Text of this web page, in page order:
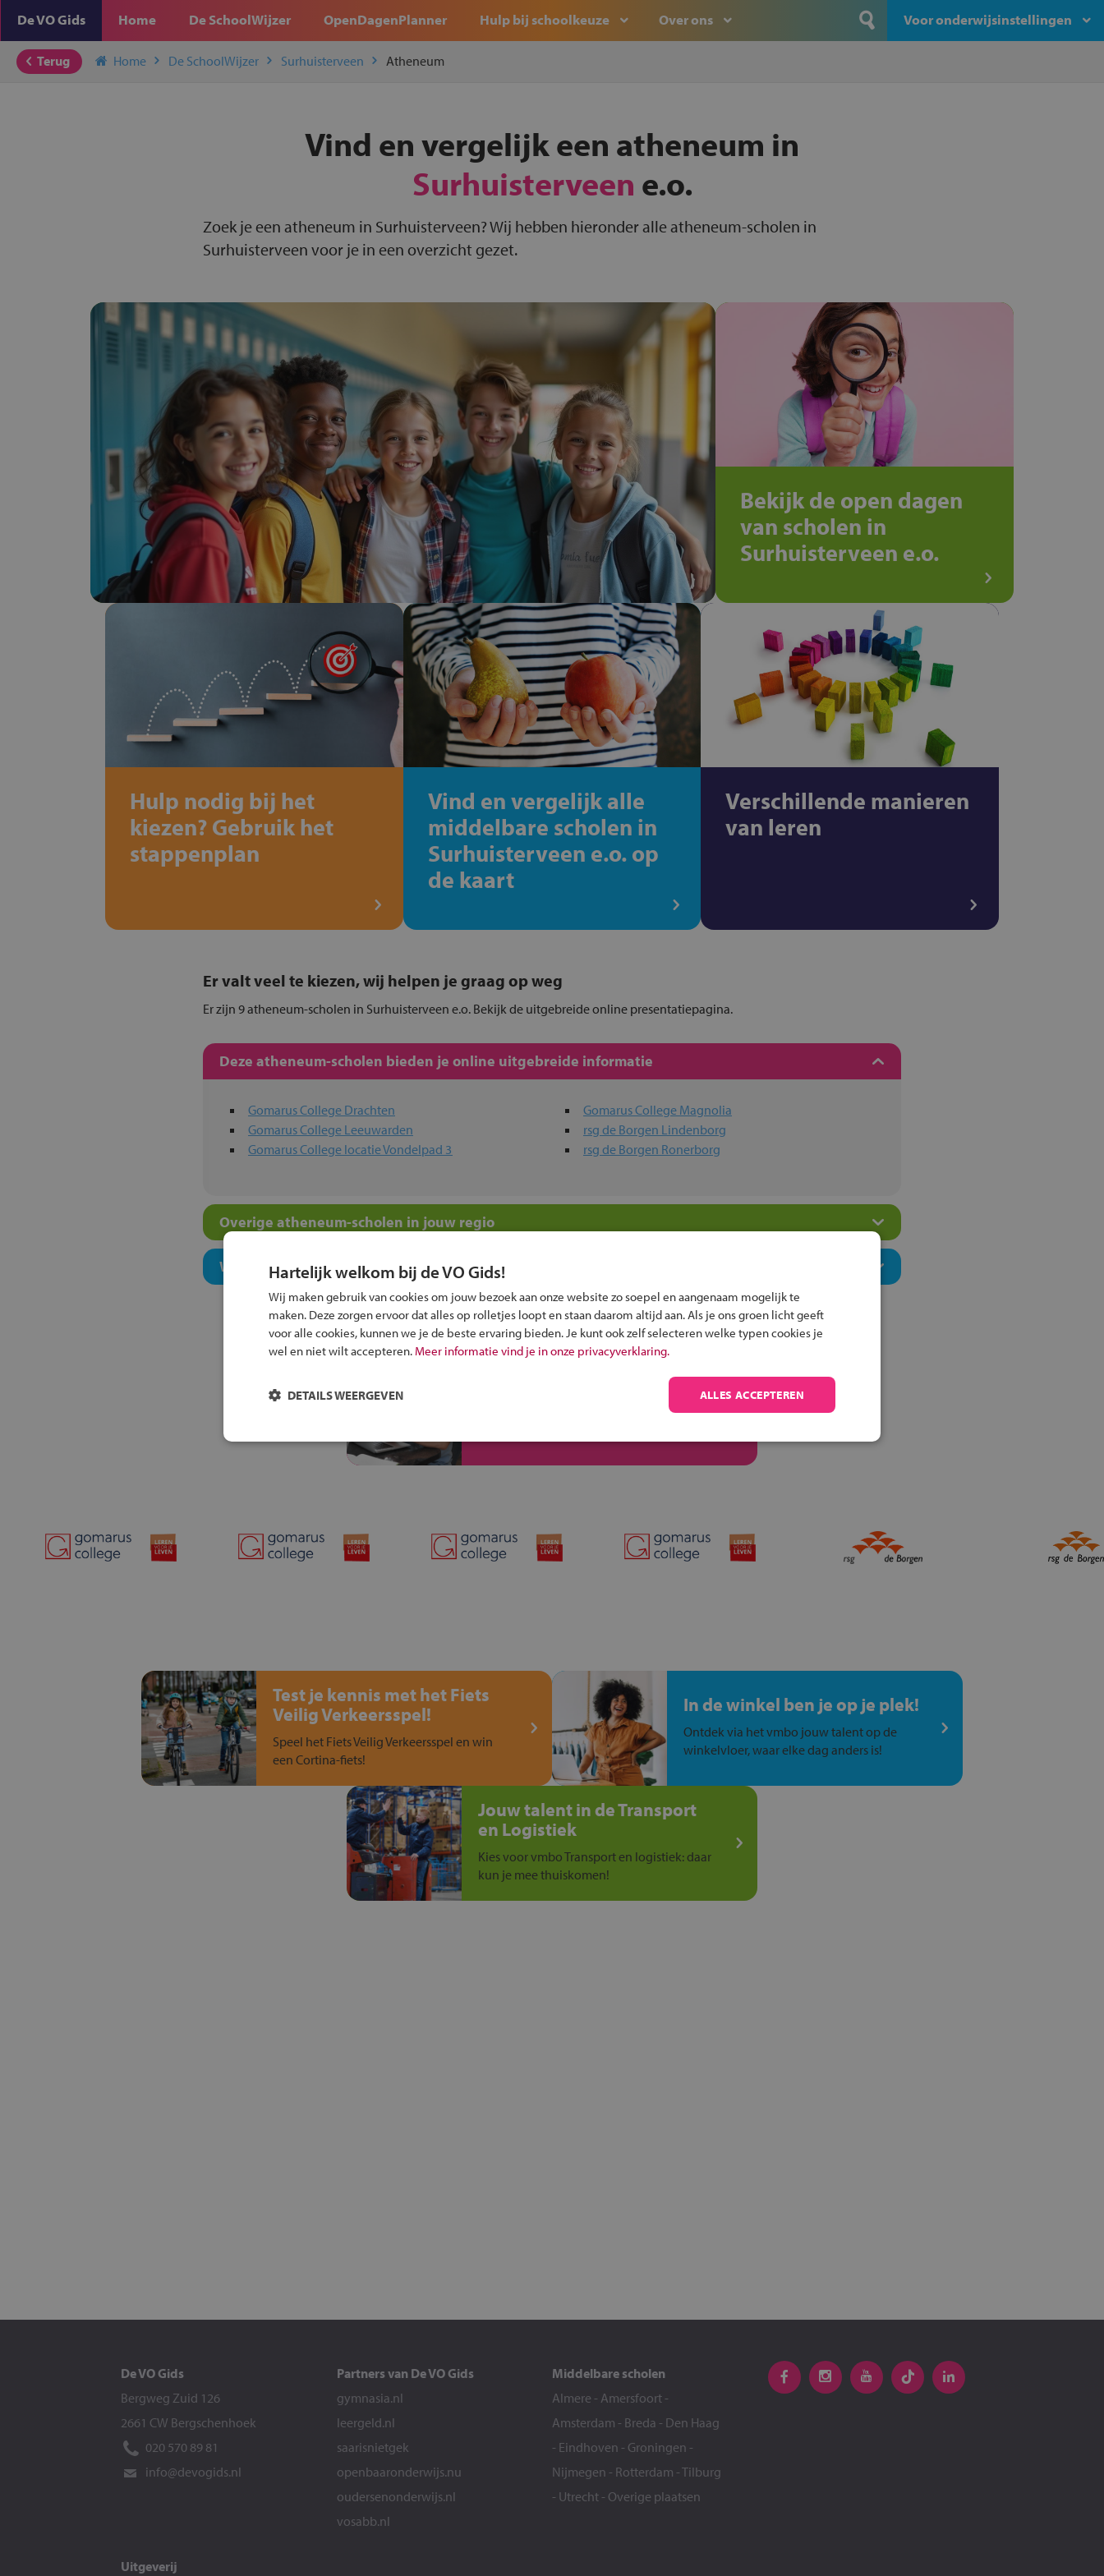
De VO Gids Home De SchoolWijzer OpenDagenPlanner Hulp bij schoolkeuze Over ons Voor onderwijsinstellingen
Terug Home De SchoolWijzer Surhuisterveen Atheneum
Vind en vergelijk een atheneum in
Surhuisterveen e.o.
Zoek je een atheneum in Surhuisterveen? Wij hebben hieronder alle atheneum-scholen in
Surhuisterveen voor je in een overzicht gezet.
Bekijk de open dagen
van scholen in
Surhuisterveen e.o.
Hulp nodig bij het
kiezen? Gebruik het
stappenplan
Vind en vergelijk alle
middelbare scholen in
Surhuisterveen e.o. op
de kaart
Verschillende manieren
van leren
Er valt veel te kiezen, wij helpen je graag op weg
Er zijn 9 atheneum-scholen in Surhuisterveen e.o. Bekijk de uitgebreide online presentatiepagina.
Deze atheneum-scholen bieden je online uitgebreide informatie
Gomarus College Drachten
Gomarus College Leeuwarden
Gomarus College locatie Vondelpad 3
Gomarus College Magnolia
rsg de Borgen Lindenborg
rsg de Borgen Ronerborg
Overige atheneum-scholen in jouw regio
Welk onderwijsconcept past bij jou?
Alle informatie om je kind aan te melden bij
Test je kennis met het Fiets
Veilig Verkeersspel!
Speel het Fiets Veilig Verkeersspel en win
een Cortina-fiets!
In de winkel ben je op je plek!
Ontdek via het vmbo jouw talent op de
winkelvloer, waar elke dag anders is!
Jouw talent in de Transport
en Logistiek
Kies voor vmbo Transport en logistiek: daar
kun je mee thuiskomen!
De VO Gids
Bergweg Zuid 126
2661 CW Bergschenhoek
020 570 89 81
info@devogids.nl
Partners van De VO Gids
gymnasia.nl
leergeld.nl
saarisnietgek
openbaaronderwijs.nu
oudersenonderwijs.nl
vosabb.nl
Middelbare scholen
Almere - Amersfoort -
Amsterdam - Breda - Den Haag
- Eindhoven - Groningen -
Nijmegen - Rotterdam -Tilburg
- Utrecht - Overige plaatsen
Uitgeverij
Hartelijk welkom bij de VO Gids!
Wij maken gebruik van cookies om jouw bezoek aan onze website zo soepel en aangenaam mogelijk te
maken. Deze zorgen ervoor dat alles op rolletjes loopt en staan daarom altijd aan. Als je ons groen licht geeft
voor alle cookies, kunnen we je de beste ervaring bieden. Je kunt ook zelf selecteren welke typen cookies je
wel en niet wilt accepteren. Meer informatie vind je in onze privacyverklaring.
ALLES ACCEPTEREN
DETAILS WEERGEVEN